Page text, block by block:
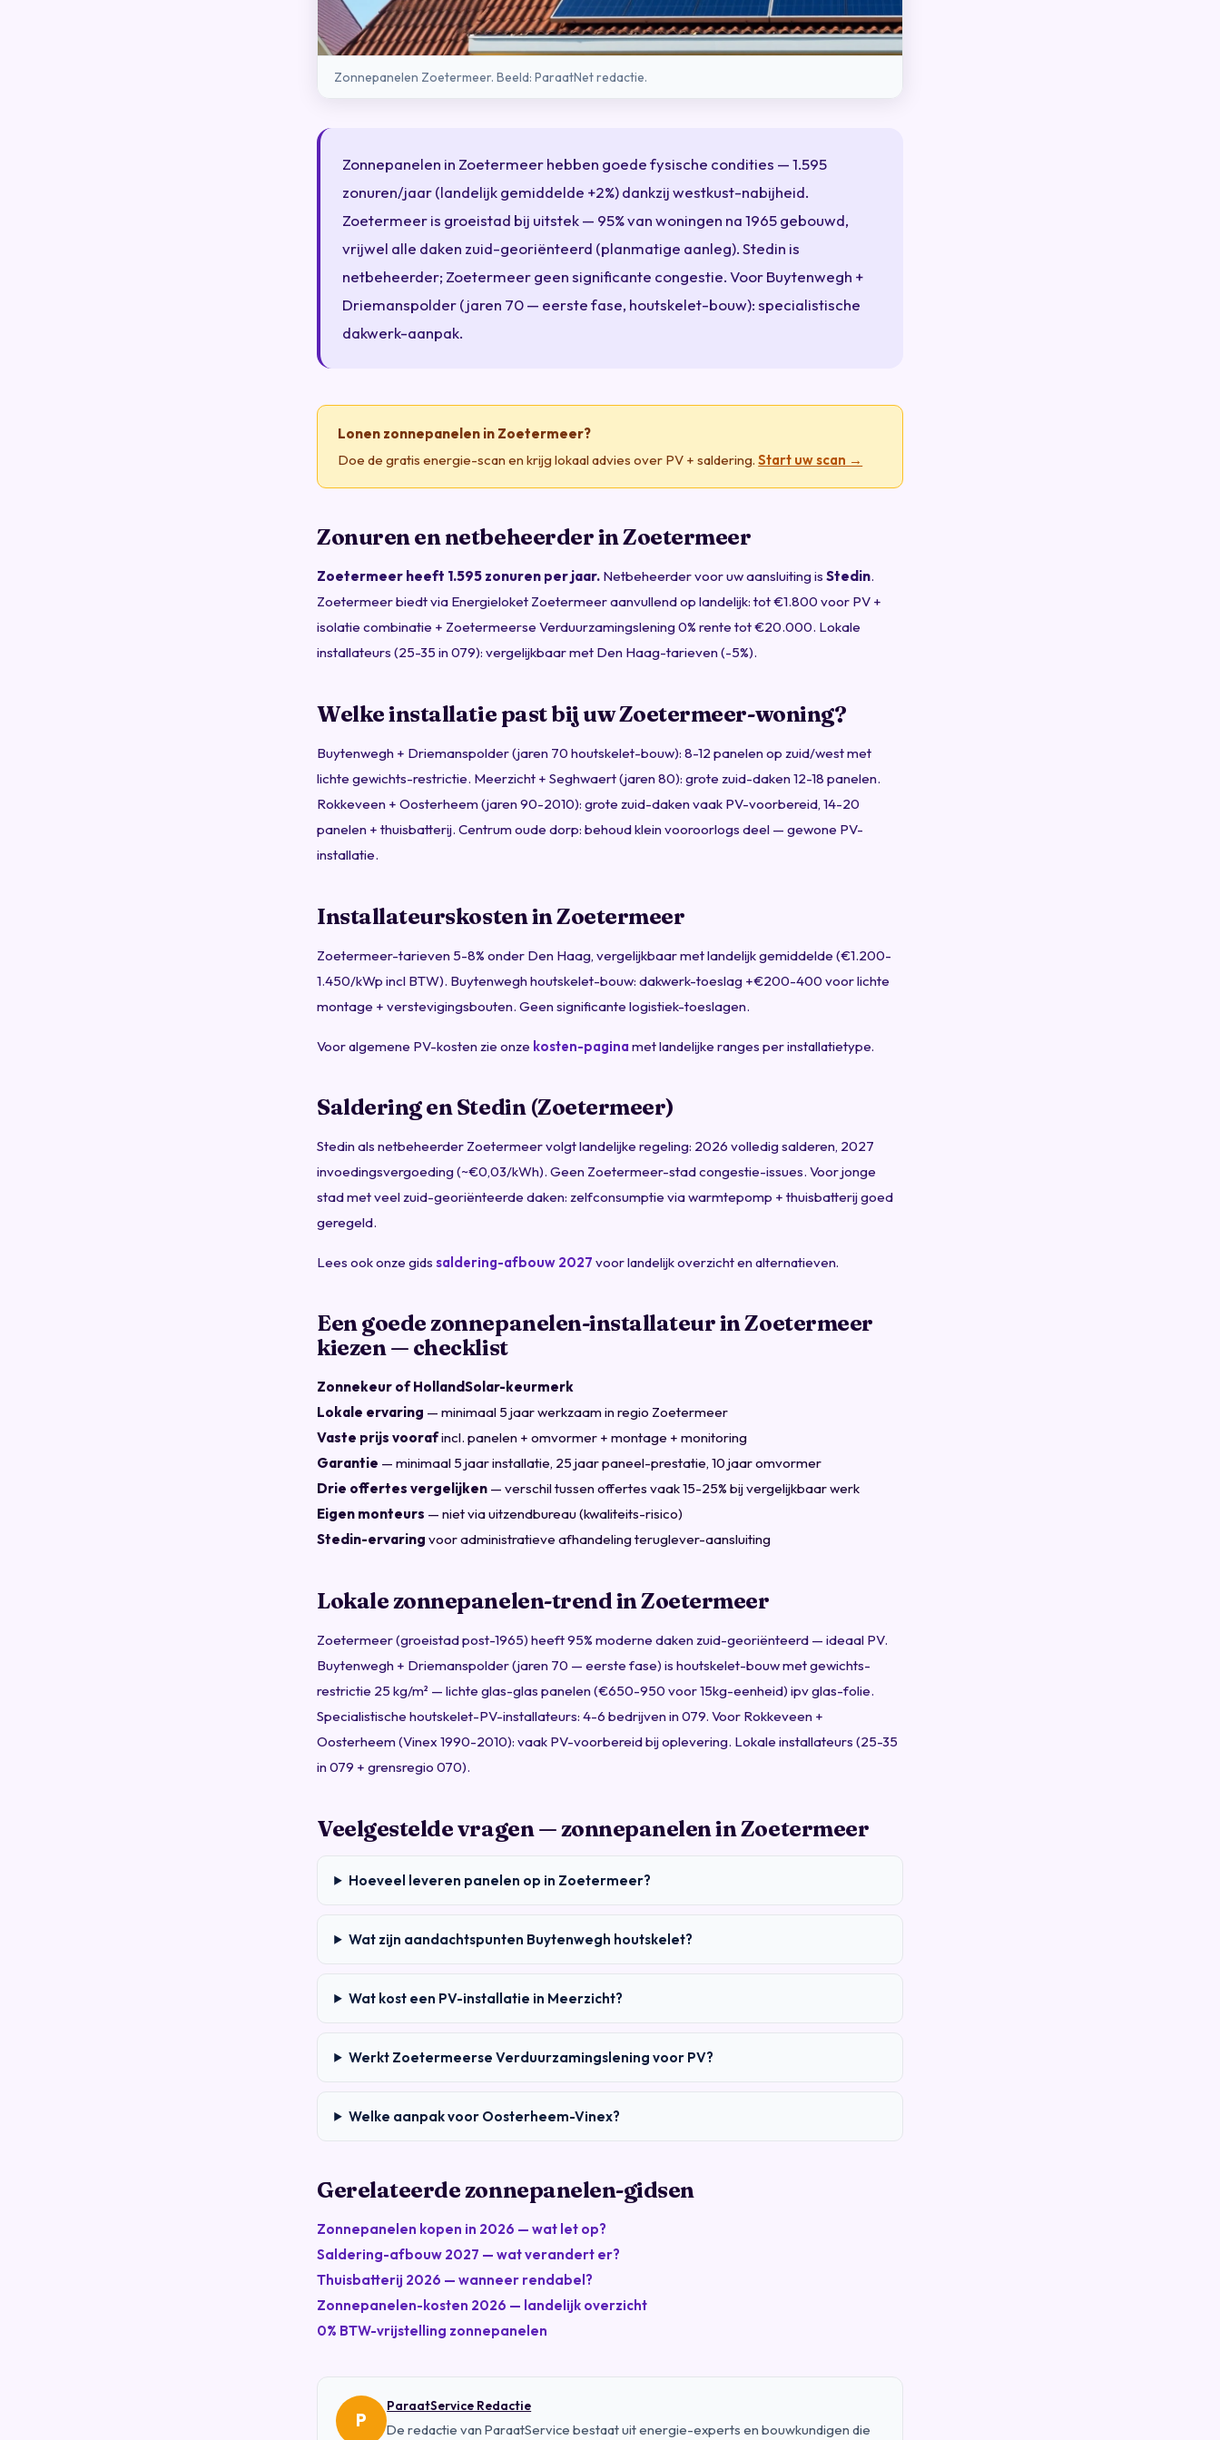
Zonnepanelen Zoetermeer. Beeld: ParaatNet redactie.
Zonnepanelen in Zoetermeer hebben goede fysische condities — 1.595
zonuren/jaar (landelijk gemiddelde +2%) dankzij westkust-nabijheid.
Zoetermeer is groeistad bij uitstek — 95% van woningen na 1965 gebouwd,
vrijwel alle daken zuid-georiënteerd (planmatige aanleg). Stedin is
netbeheerder; Zoetermeer geen significante congestie. Voor Buytenwegh +
Driemanspolder (jaren 70 — eerste fase, houtskelet-bouw): specialistische
dakwerk-aanpak.
Lonen zonnepanelen in Zoetermeer?
Doe de gratis energie-scan en krijg lokaal advies over PV + saldering.Start uw scan →
Zonuren en netbeheerder in Zoetermeer
Zoetermeer heeft 1.595 zonuren per jaar. Netbeheerder voor uw aansluiting isStedin.
Zoetermeer biedt via Energieloket Zoetermeer aanvullend op landelijk: tot €1.800 voor PV +
isolatie combinatie + Zoetermeerse Verduurzamingslening 0% rente tot €20.000. Lokale
installateurs (25-35 in 079): vergelijkbaar met Den Haag-tarieven (-5%).
Welke installatie past bij uw Zoetermeer-woning?
Buytenwegh + Driemanspolder (jaren 70 houtskelet-bouw): 8-12 panelen op zuid/west met
lichte gewichts-restrictie. Meerzicht + Seghwaert (jaren 80): grote zuid-daken 12-18 panelen.
Rokkeveen + Oosterheem (jaren 90-2010): grote zuid-daken vaak PV-voorbereid, 14-20
panelen + thuisbatterij. Centrum oude dorp: behoud klein vooroorlogs deel — gewone PV-
installatie.
Installateurskosten in Zoetermeer
Zoetermeer-tarieven 5-8% onder Den Haag, vergelijkbaar met landelijk gemiddelde (€1.200-
1.450/kWp incl BTW). Buytenwegh houtskelet-bouw: dakwerk-toeslag +€200-400 voor lichte
montage + verstevigingsbouten. Geen significante logistiek-toeslagen.
Voor algemene PV-kosten zie onze kosten-pagina met landelijke ranges per installatietype.
Saldering en Stedin (Zoetermeer)
Stedin als netbeheerder Zoetermeer volgt landelijke regeling: 2026 volledig salderen, 2027
invoedingsvergoeding (~€0,03/kWh). Geen Zoetermeer-stad congestie-issues. Voor jonge
stad met veel zuid-georiënteerde daken: zelfconsumptie via warmtepomp + thuisbatterij goed
geregeld.
Lees ook onze gidssaldering-afbouw 2027 voor landelijk overzicht en alternatieven.
Een goede zonnepanelen-installateur in Zoetermeer
kiezen — checklist
Zonnekeur of HollandSolar-keurmerk
Lokale ervaring — minimaal 5 jaar werkzaam in regio Zoetermeer
Vaste prijs voorafincl. panelen + omvormer + montage + monitoring
Garantie — minimaal 5 jaar installatie, 25 jaar paneel-prestatie, 10 jaar omvormer
Drie offertes vergelijken — verschil tussen offertes vaak 15-25% bij vergelijkbaar werk
Eigen monteurs — niet via uitzendbureau (kwaliteits-risico)
Stedin-ervaring voor administratieve afhandeling teruglever-aansluiting
Lokale zonnepanelen-trend in Zoetermeer
Zoetermeer (groeistad post-1965) heeft 95% moderne daken zuid-georiënteerd — ideaal PV.
Buytenwegh + Driemanspolder (jaren 70 — eerste fase) is houtskelet-bouw met gewichts-
restrictie 25 kg/m² — lichte glas-glas panelen (€650-950 voor 15kg-eenheid) ipv glas-folie.
Specialistische houtskelet-PV-installateurs: 4-6 bedrijven in 079. Voor Rokkeveen +
Oosterheem (Vinex 1990-2010): vaak PV-voorbereid bij oplevering. Lokale installateurs (25-35
in 079 + grensregio 070).
Veelgestelde vragen — zonnepanelen in Zoetermeer
Hoeveel leveren panelen op in Zoetermeer?
Wat zijn aandachtspunten Buytenwegh houtskelet?
Wat kost een PV-installatie in Meerzicht?
Werkt Zoetermeerse Verduurzamingslening voor PV?
Welke aanpak voor Oosterheem-Vinex?
Gerelateerde zonnepanelen-gidsen
Zonnepanelen kopen in 2026 — wat let op?
Saldering-afbouw 2027 — wat verandert er?
Thuisbatterij 2026 — wanneer rendabel?
Zonnepanelen-kosten 2026 — landelijk overzicht
0% BTW-vrijstelling zonnepanelen
P
ParaatService Redactie
De redactie van ParaatService bestaat uit energie-experts en bouwkundigen die